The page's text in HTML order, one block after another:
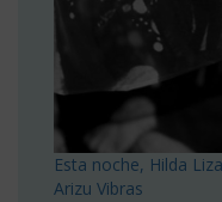
Esta noche, Hilda
Arizu Vibras